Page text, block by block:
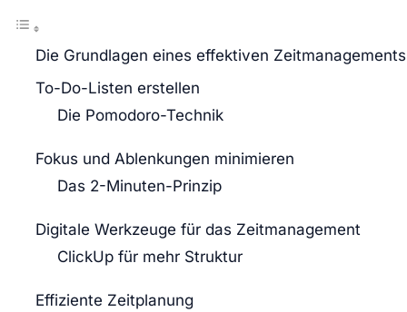
Die Grundlagen eines effektiven Zeitmanagements
To-Do-Listen erstellen
Die Pomodoro-Technik
Fokus und Ablenkungen minimieren
Das 2-Minuten-Prinzip
Digitale Werkzeuge für das Zeitmanagement
ClickUp für mehr Struktur
Effiziente Zeitplanung